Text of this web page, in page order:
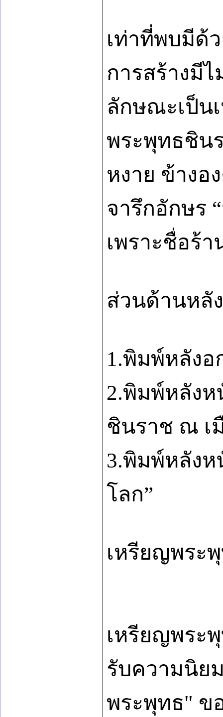
เท่าที่พบมีด้
การสร้างมี
ลักษณะเป็น
พระพุทธชิน
หงาย ข้างอ
จารึกอักษร
เพราะชื่อร้
ส่วนด้านหลั
1.พิมพ์หลังอ
2.พิมพ์หลังห
ชินราช ณ เ
3.พิมพ์หลังห
โลก”
เหรียญพระ
เหรียญพระ
รับความนิย
พระพุทธ" ข